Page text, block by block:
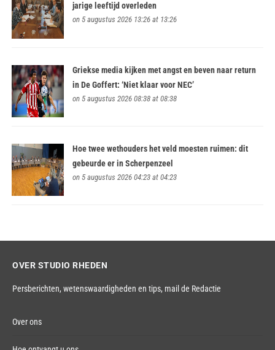
jarige leeftijd overleden
on 5 augustus 2026 13:26 at 13:26
Griekse media kijken met angst en beven naar return
in De Goffert: ‘Niet klaar voor NEC’
on 5 augustus 2026 08:38 at 08:38
Hoe twee wethouders het veld moesten ruimen: dit
gebeurde er in Scherpenzeel
on 5 augustus 2026 04:23 at 04:23
OVER STUDIO RHEDEN
Persberichten, wetenswaardigheden en tips, mail de Redactie
Over ons